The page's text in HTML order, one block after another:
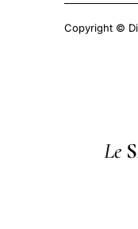
Copyright ©
Le